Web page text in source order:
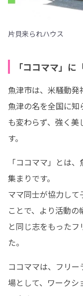
片貝来られハウス
「ココママ」
魚津市は、米騒動発
魚津の名を全国に
も変わらず、強く美
す。
「ココママ」とは
集まりです。
ママ同士が協力して
ことで、より活動の
と同じ志をもった
た。
ココママは、フリ
場として、ワークシ